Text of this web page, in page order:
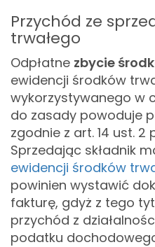
Przychód ze
trwałego
Odpłatne zbycie
ewidencji środków
wykorzystywanego w
do zasady powoduje
zgodnie z art. 14 ust. 2
Sprzedając składnik
ewidencji środków
powinien wystawić
fakturę, gdyż z tego
przychód z
podatku